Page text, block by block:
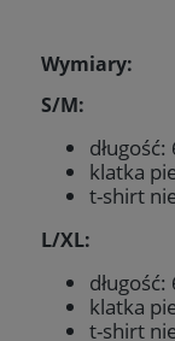
Wymiary:
S/M:
klatka
t-shirt
L/XL:
klatka
t-shirt